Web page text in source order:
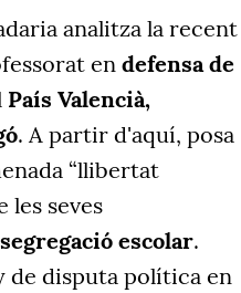
analitza la recent
en defensa de
País Valencià,
. A partir d'aquí, posa
“llibertat
les seves
segregació escolar.
de disputa política en